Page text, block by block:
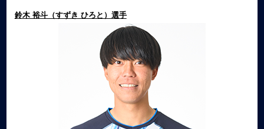
鈴木 裕斗（すずき ひろと）選手